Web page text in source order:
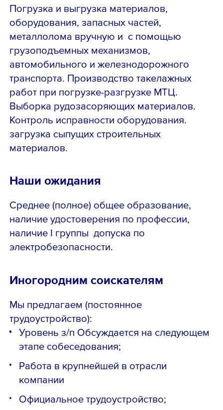
Погрузка и выгрузка материалов,
оборудования, запасных частей,
металлолома вручную и с помощью
грузоподъемных механизмов,
автомобильного и железнодорожного
транспорта. Производство такелажных
работ при погрузке-разгрузке МТЦ.
Выборка рудозасоряющих материалов.
Контроль исправности оборудования.
загрузка сыпущих строительных
материалов.
Наши ожидания
Среднее (полное) общее образование,
наличие удостоверения по профессии,
наличие I группы допуска по
электробезопасности.
Иногородним соискателям
Мы предлагаем (постоянное
трудоустройство):
Уровень з/п Обсуждается на следующем
этапе собеседования;
Работа в крупнейшей в отрасли
компании
Официальное трудоустройство;